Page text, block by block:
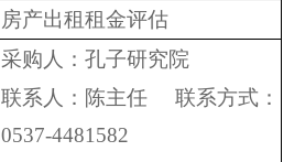
房产出租租金评估
采购人：孔子研究院
联系人：陈主任
联系方式：
0537-4481582